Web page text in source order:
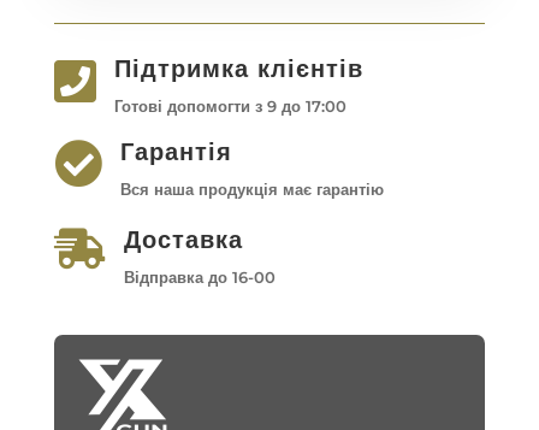
 Підтримка клієнтів
Готові допомогти з 9 до 17:00
 Гарантія
Вся наша продукція має гарантію
 Доставка
Відправка до 16-00